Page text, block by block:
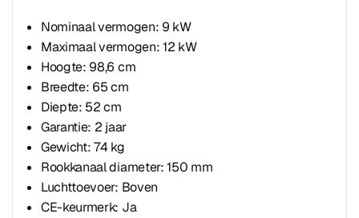
Nominaal vermogen: 9 kW
Maximaal vermogen: 12 kW
Hoogte: 98,6 cm
Breedte: 65 cm
Diepte: 52 cm
Garantie: 2 jaar
Gewicht: 74 kg
Rookkanaal diameter: 150 mm
Luchttoevoer: Boven
CE-keurmerk: Ja